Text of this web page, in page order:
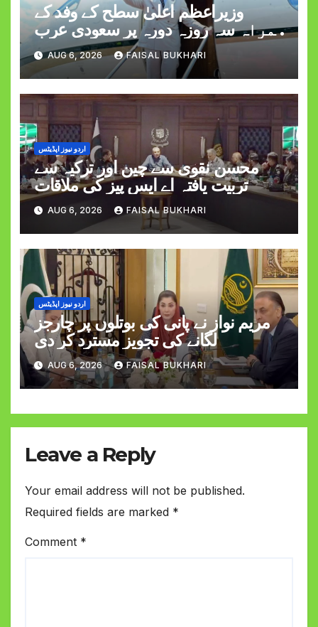
وزیراعظم اعلیٰ سطح کے وفد کے
ہمراہ سہ روزہ دورہ پر سعودی عرب
روانہ
AUG 6, 2026 FAISAL BUKHARI
اردو نیوز اپڈیٹس
محسن نقوی سے چین اور ترکیہ سے
تربیت یافتہ اے ایس پیز کی ملاقات
AUG 6, 2026 FAISAL BUKHARI
اردو نیوز اپڈیٹس
مریم نواز نے پانی کی بوتلوں پر چارجز
لگانے کی تجویز مسترد کر دی
AUG 6, 2026 FAISAL BUKHARI
Leave a Reply
Your email address will not be published.
Required fields are marked *
Comment *